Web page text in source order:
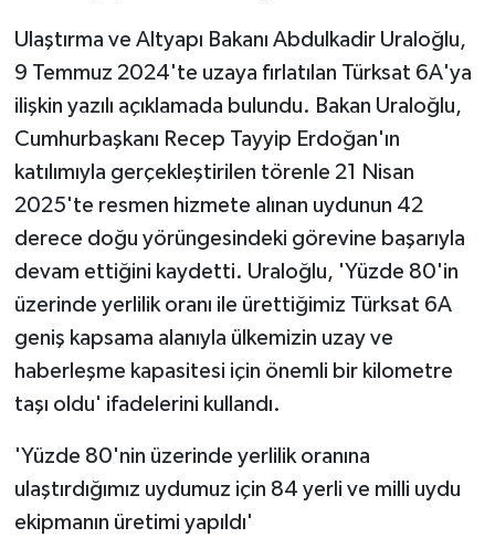
Ulaştırma ve Altyapı Bakanı Abdulkadir Uraloğlu,
9 Temmuz 2024'te uzaya fırlatılan Türksat 6A'ya
ilişkin yazılı açıklamada bulundu. Bakan Uraloğlu,
Cumhurbaşkanı Recep Tayyip Erdoğan'ın
katılımıyla gerçekleştirilen törenle 21 Nisan
2025'te resmen hizmete alınan uydunun 42
derece doğu yörüngesindeki görevine başarıyla
devam ettiğini kaydetti. Uraloğlu, 'Yüzde 80'in
üzerinde yerlilik oranı ile ürettiğimiz Türksat 6A
geniş kapsama alanıyla ülkemizin uzay ve
haberleşme kapasitesi için önemli bir kilometre
taşı oldu' ifadelerini kullandı.
'Yüzde 80'nin üzerinde yerlilik oranına
ulaştırdığımız uydumuz için 84 yerli ve milli uydu
ekipmanın üretimi yapıldı'